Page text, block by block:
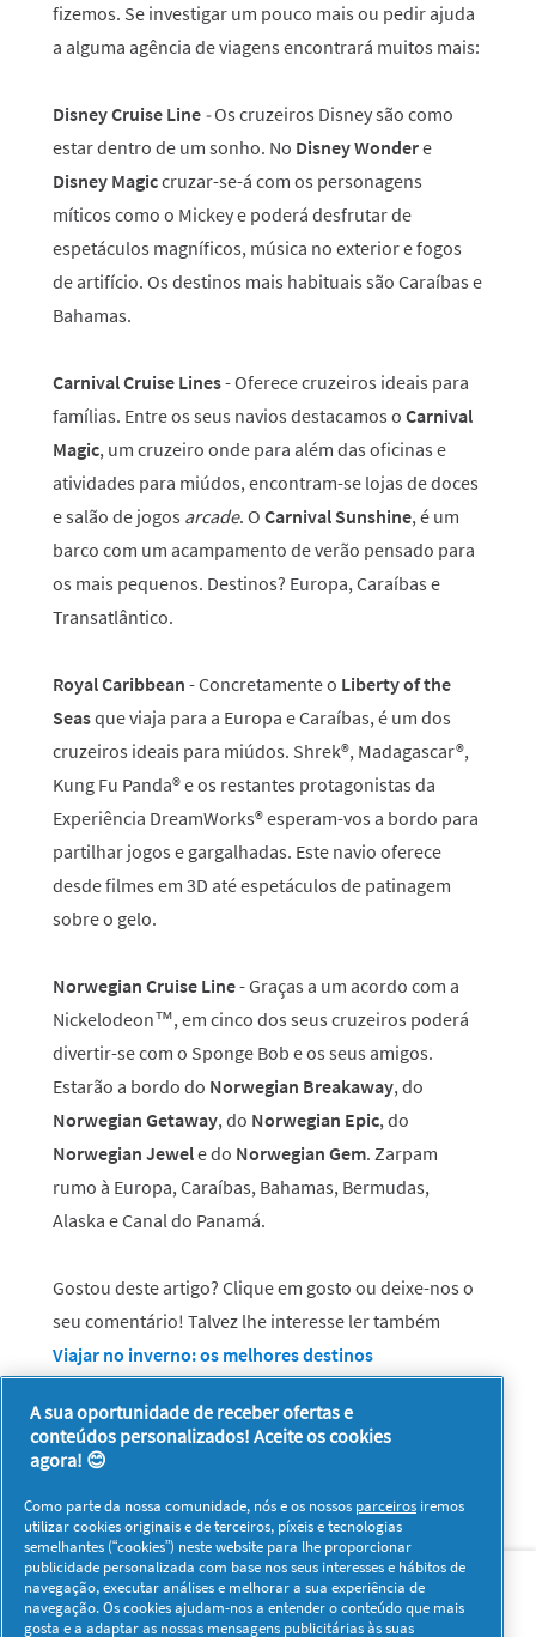
fizemos. Se investigar um pouco mais ou pedir ajuda
a alguma agência de viagens encontrará muitos mais:
Disney Cruise Line -Os cruzeiros Disney são como
estar dentro de um sonho. No Disney Wondere
Disney Magiccruzar-se-á com os personagens
míticos como o Mickey e poderá desfrutar de
espetáculos magníficos, música no exterior e fogos
de artifício. Os destinos mais habituais são Caraíbas e
Bahamas.
Carnival Cruise Lines- Oferece cruzeiros ideais para
famílias. Entre os seus navios destacamos o Carnival
Magic, um cruzeiro onde para além das oficinas e
atividades para miúdos, encontram-se lojas de doces
e salão de jogos arcade. O Carnival Sunshine, é um
barco com um acampamento de verão pensado para
os mais pequenos. Destinos? Europa, Caraíbas e
Transatlântico.
Royal Caribbean - Concretamente o Liberty of the
Seasque viaja para a Europa e Caraíbas, é um dos
cruzeiros ideais para miúdos. Shrek®, Madagascar®,
Kung Fu Panda® e os restantes protagonistas da
Experiência DreamWorks® esperam-vos a bordo para
partilhar jogos e gargalhadas. Este navio oferece
desde filmes em 3D até espetáculos de patinagem
sobre o gelo.
Norwegian Cruise Line- Graças a um acordo com a
Nickelodeon™, em cinco dos seus cruzeiros poderá
divertir-se com o Sponge Bob e os seus amigos.
Estarão a bordo do Norwegian Breakaway, do
Norwegian Getaway, do Norwegian Epic, do
Norwegian Jewele do Norwegian Gem. Zarpam
rumo à Europa, Caraíbas, Bahamas, Bermudas,
Alaska e Canal do Panamá.
Gostou deste artigo? Clique em gosto ou deixe-nos o
seu comentário! Talvez lhe interesse ler também
Viajar no inverno: os melhores destinos
Sobre nós Contacto Visitar www.pg.com
Redes Sociais
A sua oportunidade de receber ofertas e
conteúdos personalizados! Aceite os cookies
agora! 😊
Como parte da nossa comunidade, nós e os nossos parceiros iremos
utilizar cookies originais e de terceiros, píxeis e tecnologias
semelhantes (“cookies”) neste website para lhe proporcionar
publicidade personalizada com base nos seus interesses e hábitos de
navegação, executar análises e melhorar a sua experiência de
navegação. Os cookies ajudam-nos a entender o conteúdo que mais
gosta e a adaptar as nossas mensagens publicitárias às suas